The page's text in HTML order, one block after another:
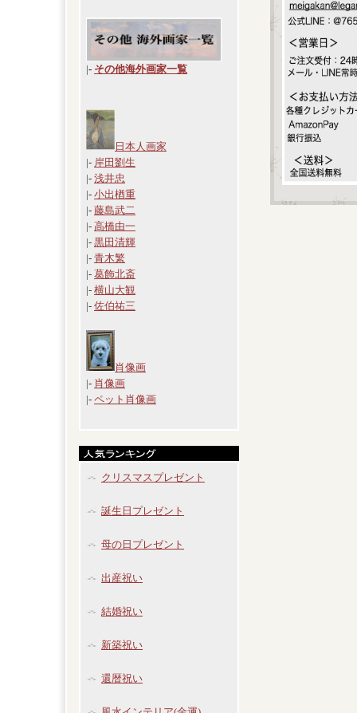
|- その他海外画家一覧
日本人画家
|- 岸田劉生
|- 浅井忠
|- 小出楢重
|- 藤島武二
|- 高橋由一
|- 黒田清輝
|- 青木繁
|- 葛飾北斎
|- 横山大観
|- 佐伯祐三
肖像画
|- 肖像画
|- ペット肖像画
クリスマスプレゼント
誕生日プレゼント
母の日プレゼント
出産祝い
結婚祝い
新築祝い
還暦祝い